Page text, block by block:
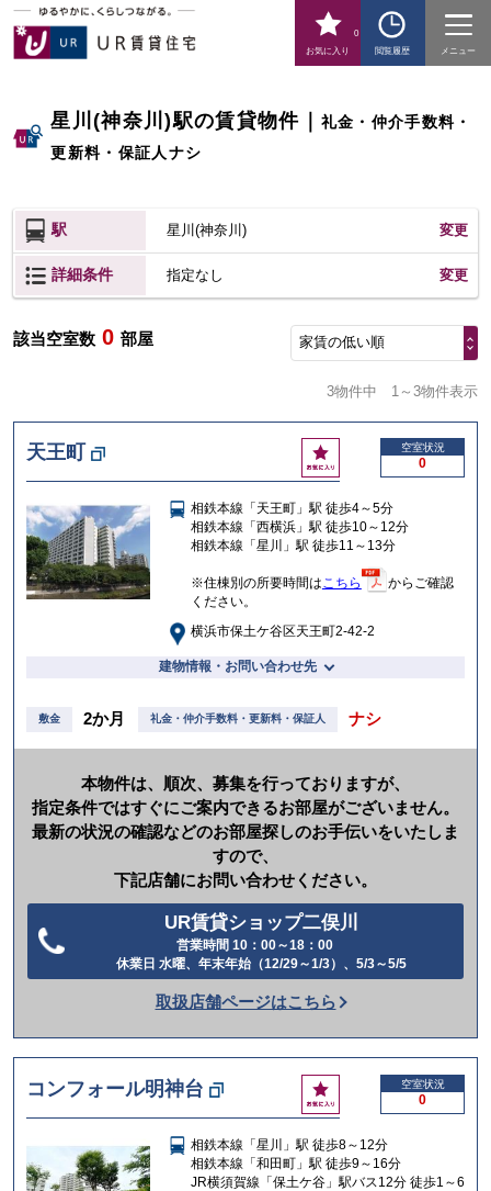
お気に入り
0
閲覧履歴
メニュー
星川(神奈川)駅の賃貸物件
礼金・仲介手数料・
更新料・保証人ナシ
駅 星川(神奈川) 変更
詳細条件 指定なし 変更
該当空室数 0 部屋 家賃の低い順
3物件中 1～3物件表示
天王町
お
気
入
り
空室状況
0
相鉄本線「天王町」駅 徒歩4～5分
相鉄本線「西横浜」駅 徒歩10～12分
相鉄本線「星川」駅 徒歩11～13分
※住棟別の所要時間はこちら
からご確認
ください。
横浜市保土ケ谷区天王町2-42-2
建物情報・お問い合わせ先
敷金 2か月 礼金・仲介手数料・更新料・保証人 ナシ
本物件は、順次、募集を行っておりますが、
指定条件ではすぐにご案内できるお部屋がございません。
最新の状況の確認などのお部屋探しのお手伝いをいたしま
すので、
下記店舗にお問い合わせください。
UR賃貸ショップ二俣川
営業時間 10：00～18：00
休業日 水曜、年末年始（12/29～1/3）、5/3～5/5
話
か
け
る
取扱店舗ページはこちら
コンフォール明神台
お
気
入
り
空室状況
0
相鉄本線「星川」駅 徒歩8～12分
相鉄本線「和田町」駅 徒歩9～16分
JR横須賀線「保土ケ谷」駅バス12分 徒歩1～6